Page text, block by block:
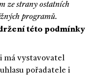
ze strany ostatních
programů.
této podmínky
má vystavovatel
pořadatele i